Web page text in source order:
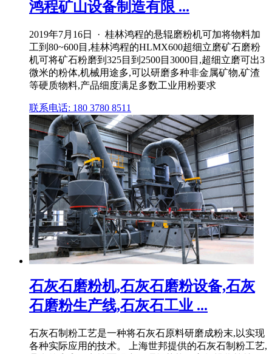
鸿程矿山设备制造有限 ...
2019年7月16日 · 桂林鸿程的悬辊磨粉机可加将物料加
工到80~600目,桂林鸿程的HLMX600超细立磨矿石磨粉
机可将矿石粉磨到325目到2500目3000目,超细立磨可出3
微米的粉体,机械用途多,可以研磨多种非金属矿物,矿渣
等硬质物料,产品细度满足多数工业用粉要求
联系电话: 180 3780 8511
石灰石磨粉机,石灰石磨粉设备,石灰
石磨粉生产线,石灰石工业 ...
石灰石制粉工艺是一种将石灰石原料研磨成粉末,以实现
各种实际应用的技术。 上海世邦提供的石灰石制粉工艺,